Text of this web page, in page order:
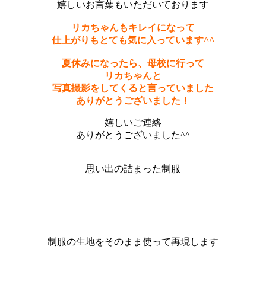
嬉しいお言葉もいただいております
リカちゃんもキレイになって
仕上がりも とても気に入っています^^
夏休みになったら、母校に行って
リカちゃんと
写真撮影をしてくると言っていました
ありがとうございました！
嬉しいご連絡
ありがとうございました^^
思い出の詰まった制服
制服の生地をそのまま使って再現します